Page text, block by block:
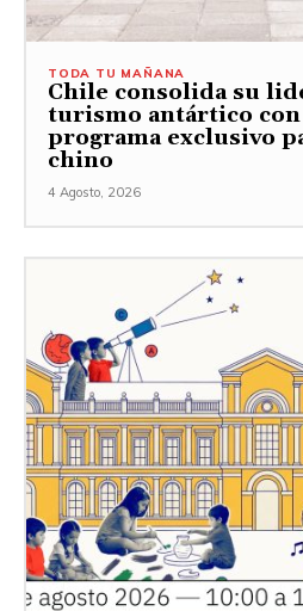
TODA TU MAÑANA
Chile consolida su
turismo antártico con
programa exclusivo
chino
4 Agosto, 2026